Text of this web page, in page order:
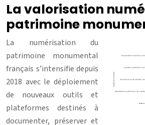
La valorisation
patrimoine
La numérisation du
patrimoine monumental
français s’intensifie depuis
2018 avec le déploiement
de nouveaux outils et
plateformes destinés à
documenter, préserver et